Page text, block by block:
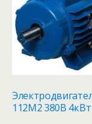
112M2 380В